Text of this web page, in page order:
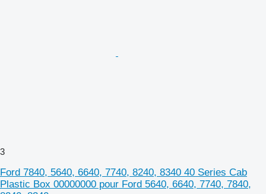
3
Ford 7840, 5640, 6640, 7740, 8240, 8340 40 Series Cab
Plastic Box 00000000 pour Ford 5640, 6640, 7740, 7840,